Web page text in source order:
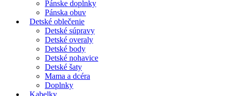
Pánske doplnky
Pánska obuv
Detské oblečenie
Detské súpravy
Detské overaly
Detské body
Detské nohavice
Detské šaty
Mama a dcéra
Doplnky
Kabelky